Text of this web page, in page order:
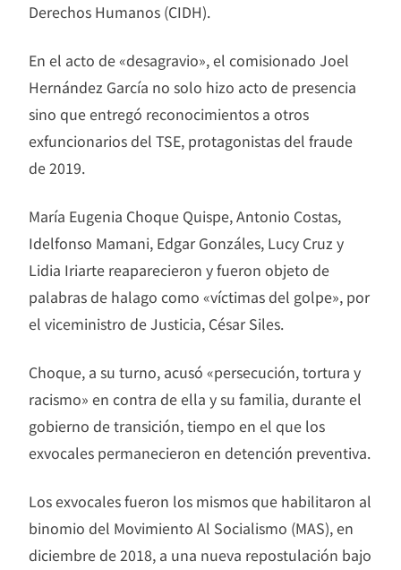
Derechos Humanos (CIDH).
En el acto de «desagravio», el comisionado Joel
Hernández García no solo hizo acto de presencia
sino que entregó reconocimientos a otros
exfuncionarios del TSE, protagonistas del fraude
de 2019.
María Eugenia Choque Quispe, Antonio Costas,
Idelfonso Mamani, Edgar Gonzáles, Lucy Cruz y
Lidia Iriarte reaparecieron y fueron objeto de
palabras de halago como «víctimas del golpe», por
el viceministro de Justicia, César Siles.
Choque, a su turno, acusó «persecución, tortura y
racismo» en contra de ella y su familia, durante el
gobierno de transición, tiempo en el que los
exvocales permanecieron en detención preventiva.
Los exvocales fueron los mismos que habilitaron al
binomio del Movimiento Al Socialismo (MAS), en
diciembre de 2018, a una nueva repostulación bajo